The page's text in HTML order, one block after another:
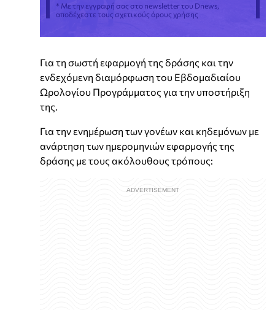
* Με την εγγραφή σας στο newsletter του Dnews,
αποδέχεστε τους σχετικούς όρους χρήσης
Για τη σωστή εφαρμογή της δράσης και την
ενδεχόμενη διαμόρφωση του Εβδομαδιαίου
Ωρολογίου Προγράμματος για την υποστήριξη
της.
Για την ενημέρωση των γονέων και κηδεμόνων με
ανάρτηση των ημερομηνιών εφαρμογής της
δράσης με τους ακόλουθους τρόπους: